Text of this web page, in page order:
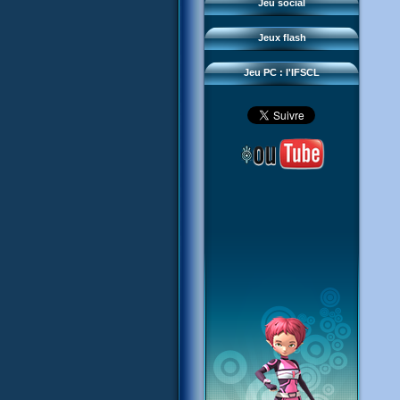
Jeu social
Jeux flash
Sector 2 Escape
Jeu PC : l'IFSCL
Téléchargements
Réseau IFSCL